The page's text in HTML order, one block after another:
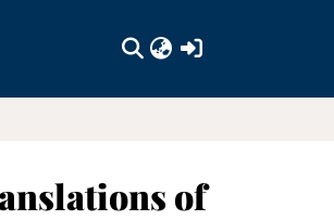
of